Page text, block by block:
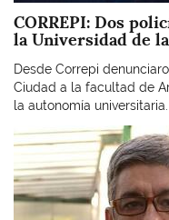
CORREPI: Dos
la Universidad de
Desde Correpi
Ciudad a la facultad de
la autonomía universitaria.
Imagen